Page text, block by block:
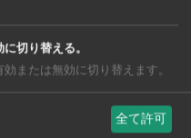
切り替える。
または無効に切り替えます。
全て許可